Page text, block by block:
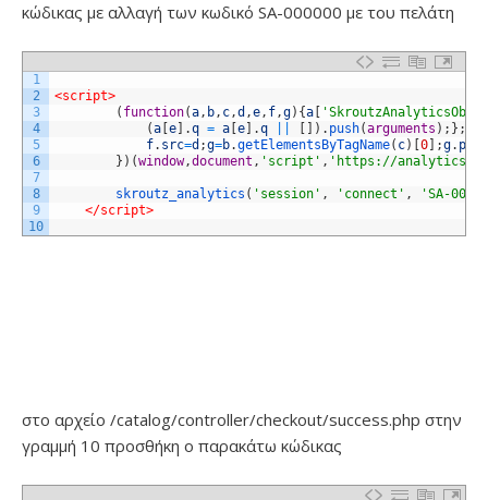
κώδικας με αλλαγή των κωδικό SA-000000 με του πελάτη
1
2
3
4
5
6
7
8
9
10
<script>
( function(a, b, c,d ,e, f,g) {a
(a e .q = a e .q ) . push(arguments ) ; } ;
f. src=d ;g=b.getElementsByTagName( c) 0 ;g.
} ) (window,document , 'script' , 'https://
skroutz_analytics ( 'session' , 'connect' ,
'SA-
</script>
στο αρχείο /catalog/controller/checkout/success.php στην
γραμμή 10 προσθήκη ο παρακάτω κώδικας